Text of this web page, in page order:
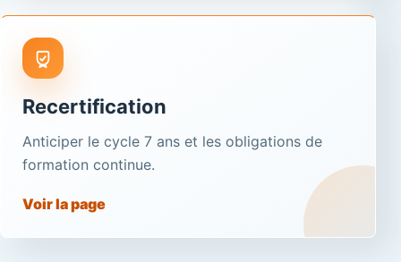
Recertification
Anticiper le cycle 7 ans et les obligations de
formation continue.
Voir la page